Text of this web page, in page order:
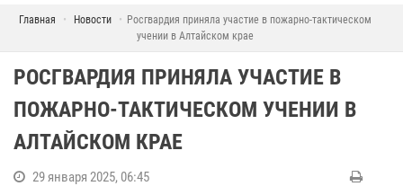
Главная Новости
Росгвардия приняла участие в пожарно-тактическом
учении в Алтайском крае
РОСГВАРДИЯ ПРИНЯЛА УЧАСТИЕ В
ПОЖАРНО-ТАКТИЧЕСКОМ УЧЕНИИ В
АЛТАЙСКОМ КРАЕ
29 января 2025, 06:45